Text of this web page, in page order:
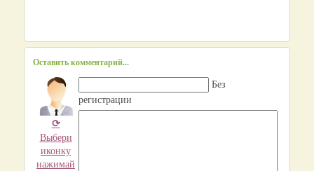
Оставить комментарий...
⟳
Выбери
иконку
нажимай
Без
регистрации